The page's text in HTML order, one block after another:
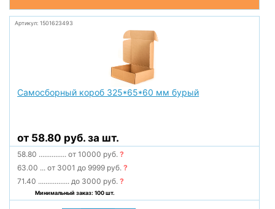
Артикул: 1501623493
Самосборный короб 325*65*60 мм бурый
от 58.80 руб. за шт.
58.80 ............... от 10000 руб.?
63.00 ... от 3001 до 9999 руб.?
71.40 ................. до 3000 руб.?
Минимальный заказ: 100 шт.